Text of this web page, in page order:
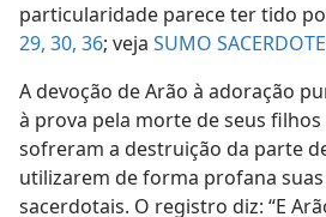
particularidade parece ter tido
29, 30, 36; veja SUMO SACERDOTE
A devoção de Arão à adoração
à prova pela morte de seus
sofreram a destruição da parte
utilizarem de forma profana
sacerdotais. O registro diz: “E